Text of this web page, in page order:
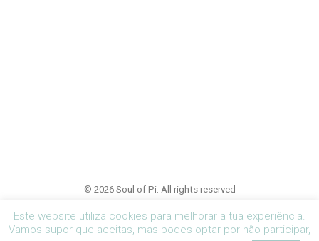
© 2026 Soul of Pi. All rights reserved
Este website utiliza cookies para melhorar a tua experiência.
Vamos supor que aceitas, mas podes optar por não participar,